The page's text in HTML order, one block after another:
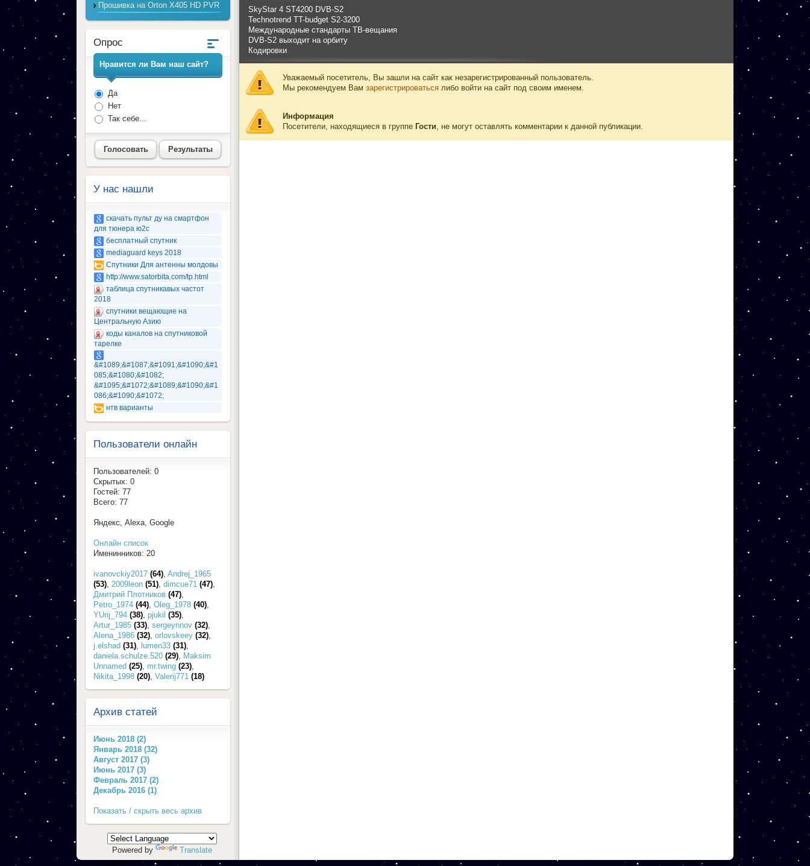
SkyStar 4 ST4200 DVB-S2
Technotrend TT-budget S2-3200
Международные стандарты ТВ-вещания
DVB-S2 выходит на орбиту
Кодировки
Уважаемый посетитель, Вы зашли на сайт как незарегистрированный пользователь.
Мы рекомендуем Вам зарегистрироваться либо войти на сайт под своим именем.
Информация
Посетители, находящиеся в группе Гости , не могут оставлять комментарии к данной публикации.
Прошивка на Orton X405 HD PVR
Опрос
Нравится ли Вам наш сайт?
Да
Нет
Так себе...
Голосовать Результаты
У нас нашли
скачать пульт ду на смартфон
для тюнера ю2с
бесплатный спутник
mediaguard keys 2018
Спутники Для антенны молдовы
http://www.satorbita.com/tp.html
таблица спутникавых частот
2018
спутники вещающие на
Центральную Азию
коды каналов на спутниковой
тарелке
&#1089;&#1087;&#1091;&#1090;&#1
085;&#1080;&#1082;
&#1095;&#1072;&#1089;&#1090;&#1
086;&#1090;&#1072;
нтв варианты
Пользователи онлайн
Пользователей: 0
Скрытых: 0
Гостей: 77
Всего: 77
Яндекс, Alexa, Google
Онлайн список
Именинников: 20
ivanovckiy2017 (64), Andrej_1965
(53), 2009leon (51), dimcue71 (47),
Дмитрий Плотников (47),
Petro_1974 (44), Oleg_1978 (40),
YUrij_794 (38), pjukil (35),
Artur_1985 (33), sergeynnov (32),
Alena_1986 (32), orlovskeey (32),
j.elshad (31), lumen33 (31),
daniela.schulze.520 (29), Maksim
Unnamed (25), mr.twing (23),
Nikita_1998 (20), Valerij771 (18)
Архив статей
Июнь 2018 (2)
Январь 2018 (32)
Август 2017 (3)
Июнь 2017 (3)
Февраль 2017 (2)
Декабрь 2016 (1)
Показать / скрыть весь архив
Powered by Translate